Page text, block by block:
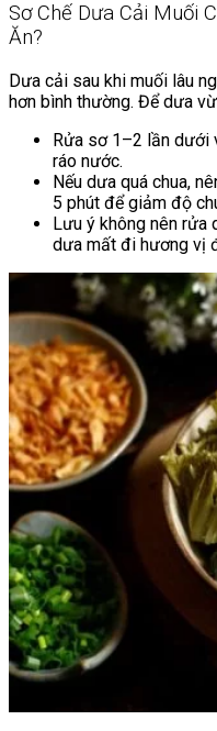
Sơ Chế Dưa Cải Muối
Ăn?
Dưa cải sau khi muối lâu
hơn bình thường. Để dưa
Rửa sơ 1–2 lần dưới
ráo nước.
Nếu dưa quá chua,
5 phút để giảm độ
Lưu ý không nên rửa
dưa mất đi hương vị